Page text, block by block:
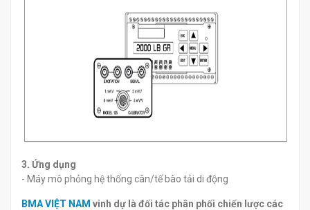
3. Ứng dụng
- Máy mô phỏng hệ thống cân/tế bào tải di động
BMA VIỆT NAM vinh dự là đối tác phân phối chiến lược các